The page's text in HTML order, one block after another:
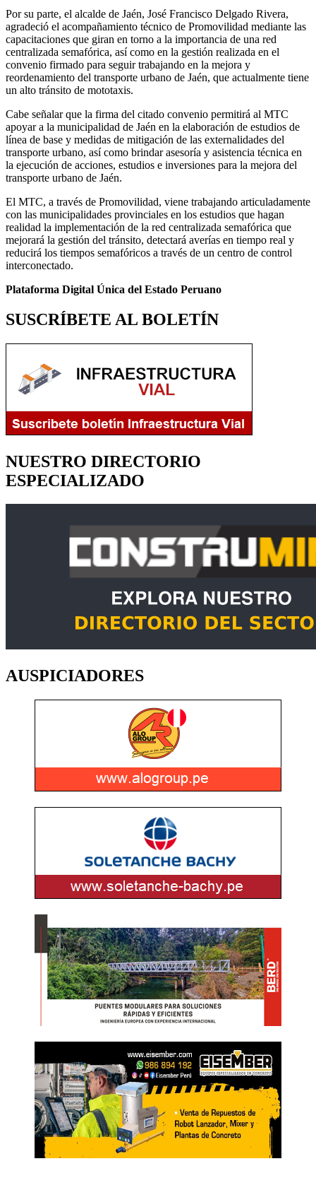
Por su parte, el alcalde de Jaén, José Francisco Delgado Rivera,
agradeció el acompañamiento técnico de Promovilidad mediante las
capacitaciones que giran en torno a la importancia de una red
centralizada semafórica, así como en la gestión realizada en el
convenio firmado para seguir trabajando en la mejora y
reordenamiento del transporte urbano de Jaén, que actualmente tiene
un alto tránsito de mototaxis.
Cabe señalar que la firma del citado convenio permitirá al MTC
apoyar a la municipalidad de Jaén en la elaboración de estudios de
línea de base y medidas de mitigación de las externalidades del
transporte urbano, así como brindar asesoría y asistencia técnica en
la ejecución de acciones, estudios e inversiones para la mejora del
transporte urbano de Jaén.
El MTC, a través de Promovilidad, viene trabajando articuladamente
con las municipalidades provinciales en los estudios que hagan
realidad la implementación de la red centralizada semafórica que
mejorará la gestión del tránsito, detectará averías en tiempo real y
reducirá los tiempos semafóricos a través de un centro de control
interconectado.
Plataforma Digital Única del Estado Peruano
SUSCRÍBETE AL BOLETÍN
NUESTRO DIRECTORIO
ESPECIALIZADO
AUSPICIADORES